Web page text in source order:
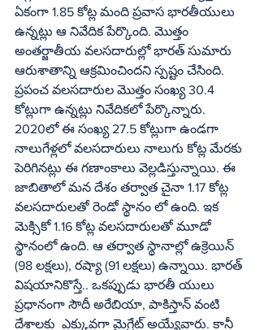
ఏకంగా 1.85 కోట్ల మంది ప్రవాస భారతీయులు
ఉన్నట్లు ఆ నివేదిక పేర్కొంది. మొత్తం
అంతర్జాతీయ వలసదారుల్లో భారత్‌ సుమారు
ఆరుశాతాన్ని ఆక్రమించిందని స్పష్టం చేసింది.
ప్రపంచ వలసదారుల మొత్తం సంఖ్య 30.4
కోట్లుగా ఉన్నట్లు నివేదికలో పేర్కొన్నారు.
2020లో ఈ సంఖ్య 27.5 కోట్లుగా ఉండగా
నాలుగేళ్లలో వలసదారులు నాలుగు కోట్ల మేరకు
పెరిగినట్లు ఈ గణాంకాలు వెల్లడిస్తున్నాయి. ఈ
జాబితాలో మన దేశం తర్వాత చైనా 1.17 కోట్ల
వలసదారులతో రెండో స్థానం లో ఉంది. ఇక
మెక్సికో 1.16 కోట్ల వలసదారులతో మూడో
స్థానంలో ఉంది. ఆ తర్వాత స్థానాల్లో ఉక్రెయిన్‌
(98 లక్షలు), రష్యా (91 లక్షలు) ఉన్నాయి. భారత్‌
విషయానికొస్తే.. ఒకప్పుడు భారతీ యులు
ప్రధానంగా సౌదీ అరేబియా, పాకిస్తాన్‌ వంటి
దేశాలకు  ఎక్కువగా మైగ్రేట్‌ అయ్యేవారు. కానీ